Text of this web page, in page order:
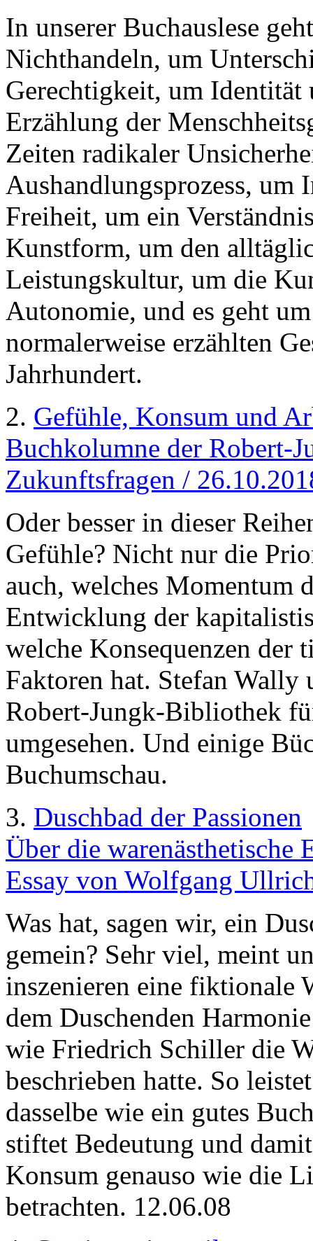
In unserer Buchauslese
Nichthandeln, um
Gerechtigkeit, um Identität
Erzählung der
Zeiten radikaler
Aushandlungsprozess, um
Freiheit, um ein
Kunstform, um den
Leistungskultur, um die
Autonomie, und es geht
normalerweise erzählten
Jahrhundert.
2. Gefühle, Konsum und
Buchkolumne der Robert-
Zukunftsfragen /
Oder besser in dieser
Gefühle? Nicht nur die
auch, welches Momentum
Entwicklung der
welche Konsequenzen der
Faktoren hat. Stefan
Robert-Jungk-Bibliothek
umgesehen. Und einige
Buchumschau.
3. Duschbad der Passionen
Über die warenästhetische
Essay von Wolfgang
Was hat, sagen wir, ein
gemein? Sehr viel, meint
inszenieren eine fiktionale
dem Duschenden
wie Friedrich Schiller die
beschrieben hatte. So
dasselbe wie ein gutes
stiftet Bedeutung und
Konsum genauso wie die
betrachten. 12.06.08